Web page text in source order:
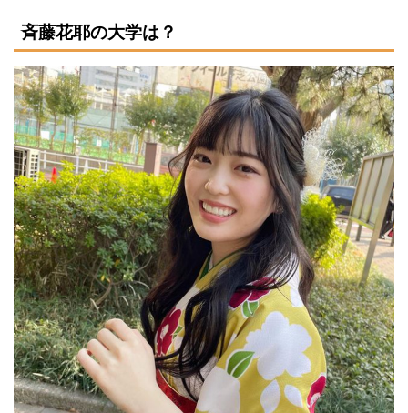
斉藤花耶の大学は？